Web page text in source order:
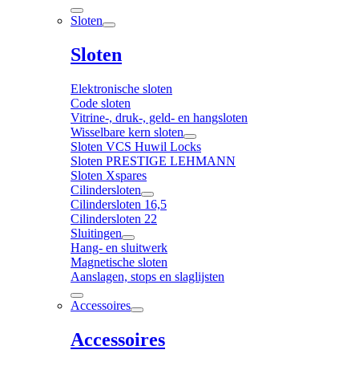
Sloten
Sloten
Elektronische sloten
Code sloten
Vitrine-, druk-, geld- en hangsloten
Wisselbare kern sloten
Sloten VCS Huwil Locks
Sloten PRESTIGE LEHMANN
Sloten Xspares
Cilindersloten
Cilindersloten 16,5
Cilindersloten 22
Sluitingen
Hang- en sluitwerk
Magnetische sloten
Aanslagen, stops en slaglijsten
Accessoires
Accessoires